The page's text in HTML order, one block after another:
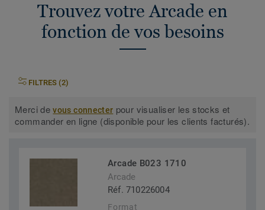
Trouvez votre Arcade en
fonction de vos besoins
FILTRES (2)
Merci devous connecter pour visualiser les stocks et
commander en ligne (disponible pour les clients facturés).
Arcade B023 1710
Arcade
Réf. 710226004
Format